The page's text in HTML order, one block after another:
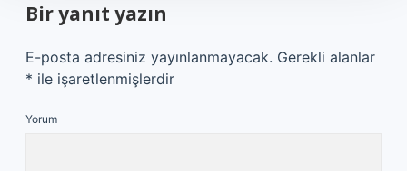
Bir yanıt yazın
E-posta adresiniz yayınlanmayacak. Gerekli alanlar
* ile işaretlenmişlerdir
Yorum